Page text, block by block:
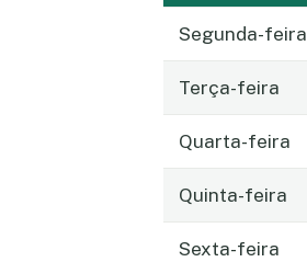
Segunda-feira
Terça-feira
Quarta-feira
Quinta-feira
Sexta-feira